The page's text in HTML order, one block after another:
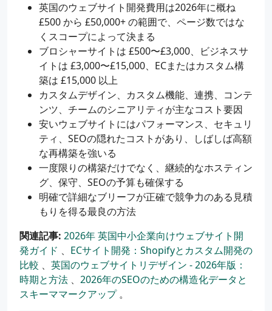
英国のウェブサイト開発費用は2026年に概ね
£500 から £50,000+ の範囲で、ページ数ではな
くスコープによって決まる
ブロシャーサイトは £500〜£3,000、ビジネスサ
イトは £3,000〜£15,000、ECまたはカスタム構
築は £15,000 以上
カスタムデザイン、カスタム機能、連携、コンテ
ンツ、チームのシニアリティが主なコスト要因
安いウェブサイトにはパフォーマンス、セキュリ
ティ、SEOの隠れたコストがあり、しばしば高額
な再構築を強いる
一度限りの構築だけでなく、継続的なホスティン
グ、保守、SEOの予算も確保する
明確で詳細なブリーフが正確で競争力のある見積
もりを得る最良の方法
関連記事: 2026年 英国中小企業向けウェブサイト開
発ガイド 、 ECサイト開発：Shopifyとカスタム開発の
比較 、 英国のウェブサイトリデザイン - 2026年版：
時期と方法 、 2026年のSEOのための構造化データと
スキーママークアップ。